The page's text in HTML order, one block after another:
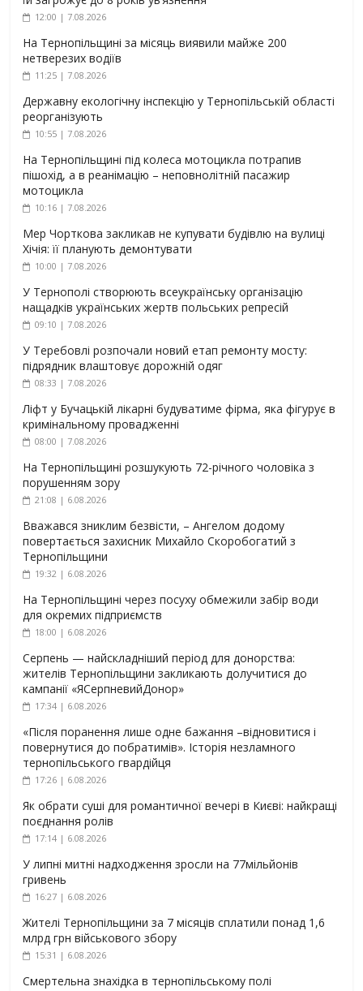
12:00 | 7.08.2026
На Тернопільщині за місяць виявили майже 200
нетверезих водіїв
11:25 | 7.08.2026
Державну екологічну інспекцію у Тернопільській області
реорганізують
10:55 | 7.08.2026
На Тернопільщині під колеса мотоцикла потрапив
пішохід, а в реанімацію – неповнолітній пасажир
мотоцикла
10:16 | 7.08.2026
Мер Чорткова закликав не купувати будівлю на вулиці
Хічія: її планують демонтувати
10:00 | 7.08.2026
У Тернополі створюють всеукраїнську організацію
нащадків українських жертв польських репресій
09:10 | 7.08.2026
У Теребовлі розпочали новий етап ремонту мосту:
підрядник влаштовує дорожній одяг
08:33 | 7.08.2026
Ліфт у Бучацькій лікарні будуватиме фірма, яка фігурує в
кримінальному провадженні
08:00 | 7.08.2026
На Тернопільщині розшукують 72-річного чоловіка з
порушенням зору
21:08 | 6.08.2026
Вважався зниклим безвісти, – Ангелом додому
повертається захисник Михайло Скоробогатий з
Тернопільщини
19:32 | 6.08.2026
На Тернопільщині через посуху обмежили забір води
для окремих підприємств
18:00 | 6.08.2026
Серпень — найскладніший період для донорства:
жителів Тернопільщини закликають долучитися до
кампанії «ЯСерпневийДонор»
17:34 | 6.08.2026
«Після поранення лише одне бажання –відновитися і
повернутися до побратимів». Історія незламного
тернопільського гвардійця
17:26 | 6.08.2026
Як обрати суші для романтичної вечері в Києві: найкращі
поєднання ролів
17:14 | 6.08.2026
У липні митні надходження зросли на 77мільйонів
гривень
16:27 | 6.08.2026
Жителі Тернопільщини за 7 місяців сплатили понад 1,6
млрд грн військового збору
15:31 | 6.08.2026
Смертельна знахідка в тернопільському полі